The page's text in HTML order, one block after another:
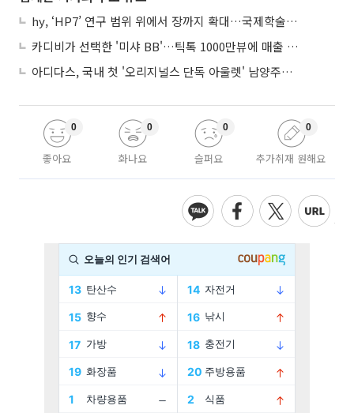
hy, ‘HP7’ 연구 범위 위에서 장까지 확대…국제학술지 게재
카디비가 선택한 '미샤 BB'…틱톡 1000만뷰에 매출 329% 뛰었다
아디다스, 국내 첫 '오리지널스 단독 아울렛' 남양주에 열었다
좋아요
0
화나요
0
슬퍼요
0
추가취재 원해요
0